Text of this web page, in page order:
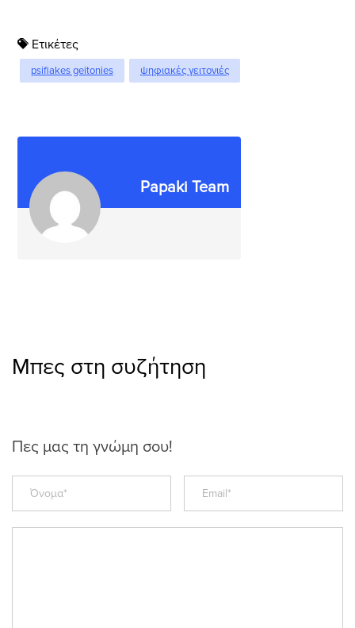
Ετικέτες
psifiakes geitonies ψηφιακές γειτονιές
Papaki Team
Μπες στη συζήτηση
Πες μας τη γνώμη σου!